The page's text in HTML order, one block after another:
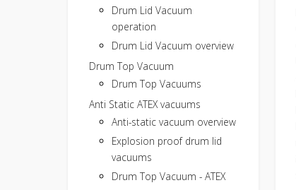
Drum Lid Vacuum
operation
Drum Lid Vacuum overview
Drum Top Vacuum
Drum Top Vacuums
Anti Static ATEX vacuums
Anti-static vacuum overview
Explosion proof drum lid
vacuums
Drum Top Vacuum - ATEX